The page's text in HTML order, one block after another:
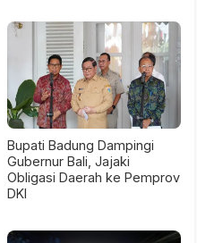
Bupati Badung Dampingi
Gubernur Bali, Jajaki
Obligasi Daerah ke Pemprov
DKI